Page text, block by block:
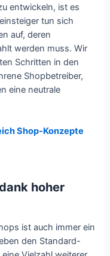
entwickeln, ist es
tun sich
auf, deren
werden muss. Wir
Schritten in den
Shopbetreiber,
eine neutrale
Shop-Konzepte
hoher
ist auch immer ein
den Standard-